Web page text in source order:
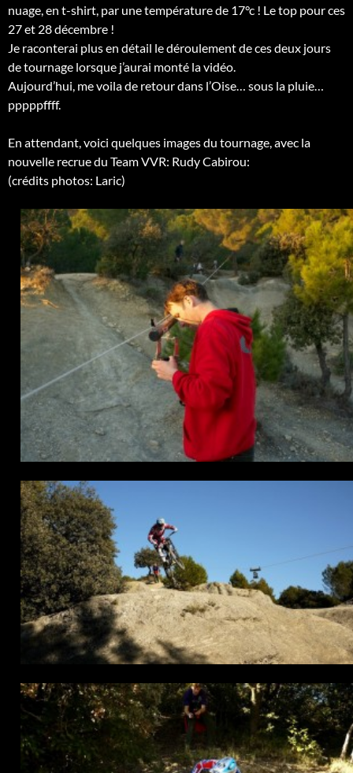
nuage, en t-shirt, par une température de 17°c ! Le top pour ces
27 et 28 décembre !
Je raconterai plus en détail le déroulement de ces deux jours
de tournage lorsque j’aurai monté la vidéo.
Aujourd’hui, me voila de retour dans l’Oise… sous la pluie…
pppppffff.
En attendant, voici quelques images du tournage, avec la
nouvelle recrue du Team VVR: Rudy Cabirou:
(crédits photos: Laric)